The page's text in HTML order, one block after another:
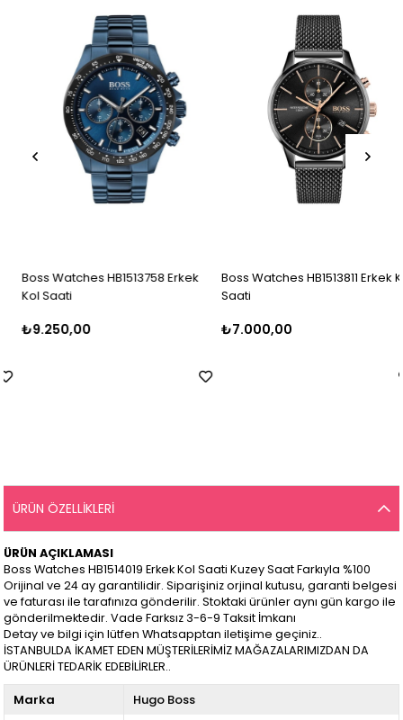
Boss Watches HB1513758 Erkek
Kol Saati
₺9.250,00
Boss Watches HB1513811 Erkek Kol
Saati
₺7.000,00
ÜRÜN ÖZELLIKLERI
ÜRÜN AÇIKLAMASI
Boss Watches HB1514019 Erkek Kol Saati Kuzey Saat Farkıyla %100
Orijinal ve 24 ay garantilidir. Siparişiniz orjinal kutusu, garanti belgesi
ve faturası ile tarafınıza gönderilir. Stoktaki ürünler aynı gün kargo ile
gönderilmektedir. Vade Farksız 3-6-9 Taksit İmkanı
Detay ve bilgi için lütfen Whatsapptan iletişime geçiniz..
İSTANBULDA İKAMET EDEN MÜŞTERİLERİMİZ MAĞAZALARIMIZDAN DA
ÜRÜNLERİ TEDARİK EDEBİLİRLER..
Marka Hugo Boss